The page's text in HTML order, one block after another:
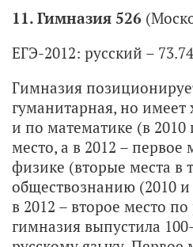
11. Гимназия 526
ЕГЭ-2012: русский –
Гимназия
гуманитарная, но имеет
и по математике (в 2010
место, а в 2012 – первое
физике (вторые места в
обществознанию (2010 и
в 2012 – второе место
гимназия выпустила